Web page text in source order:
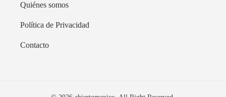
Quiénes somos
Política de Privacidad
Contacto